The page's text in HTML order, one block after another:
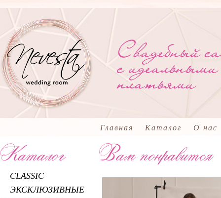
Главная Каталог О нас
CLASSIC
ЭКСКЛЮЗИВНЫЕ